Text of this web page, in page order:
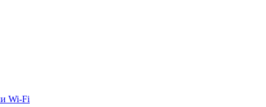
Wi-Fi